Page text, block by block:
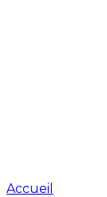
Accueil